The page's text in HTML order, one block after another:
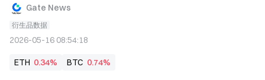
Gate News
衍生品数据
2026-05-16 08:54:18
ETH 0.34% BTC 0.74%